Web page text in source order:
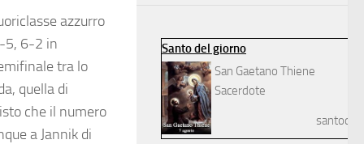
azzurro
5, 6-2 in
tra lo
quella di
che il numero
a Jannik di
Santo del giorno
San Gaetano Thiene
Sacerdote